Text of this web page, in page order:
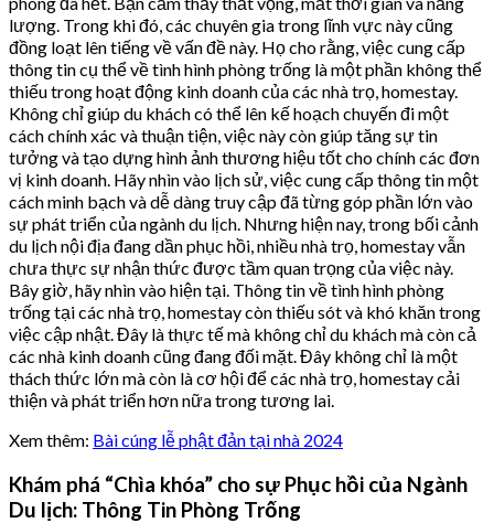
lượng. Trong khi đó, các chuyên gia trong lĩnh vực này cũng
đồng loạt lên tiếng về vấn đề này. Họ cho rằng, việc cung cấp
thông tin cụ thể về tình hình phòng trống là một phần không thể
thiếu trong hoạt động kinh doanh của các nhà trọ, homestay.
Không chỉ giúp du khách có thể lên kế hoạch chuyến đi một
cách chính xác và thuận tiện, việc này còn giúp tăng sự tin
tưởng và tạo dựng hình ảnh thương hiệu tốt cho chính các đơn
vị kinh doanh. Hãy nhìn vào lịch sử, việc cung cấp thông tin một
cách minh bạch và dễ dàng truy cập đã từng góp phần lớn vào
sự phát triển của ngành du lịch. Nhưng hiện nay, trong bối cảnh
du lịch nội địa đang dần phục hồi, nhiều nhà trọ, homestay vẫn
chưa thực sự nhận thức được tầm quan trọng của việc này.
Bây giờ, hãy nhìn vào hiện tại. Thông tin về tình hình phòng
trống tại các nhà trọ, homestay còn thiếu sót và khó khăn trong
việc cập nhật. Đây là thực tế mà không chỉ du khách mà còn cả
các nhà kinh doanh cũng đang đối mặt. Đây không chỉ là một
thách thức lớn mà còn là cơ hội để các nhà trọ, homestay cải
thiện và phát triển hơn nữa trong tương lai.
Xem thêm: Bài cúng lễ phật đản tại nhà 2024
Khám phá “Chìa khóa” cho sự Phục hồi của Ngành
Du lịch: Thông Tin Phòng Trống